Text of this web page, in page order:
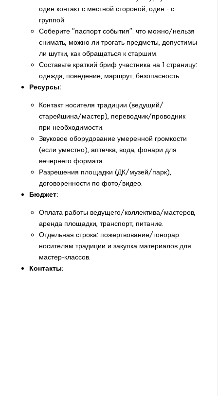
один контакт с местной стороной, один - с
группой.
Соберите "паспорт события": что можно/нельзя
снимать, можно ли трогать предметы, допустимы
ли шутки, как обращаться к старшим.
Составьте краткий бриф участника на 1 страницу:
одежда, поведение, маршрут, безопасность.
Ресурсы:
Контакт носителя традиции (ведущий/
старейшина/мастер), переводчик/проводник
при необходимости.
Звуковое оборудование умеренной громкости
(если уместно), аптечка, вода, фонари для
вечернего формата.
Разрешения площадки (ДК/музей/парк),
договоренности по фото/видео.
Бюджет:
Оплата работы ведущего/коллектива/мастеров,
аренда площадки, транспорт, питание.
Отдельная строка: пожертвование/гонорар
носителям традиции и закупка материалов для
мастер‑классов.
Контакты: